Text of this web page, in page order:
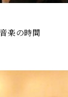
楽の時間